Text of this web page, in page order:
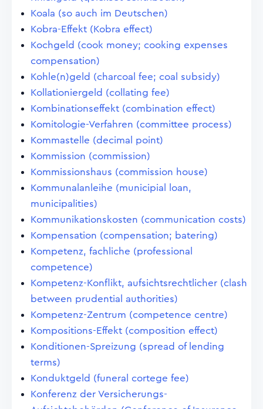
Koala (so auch im Deutschen)
Kobra-Effekt (Kobra effect)
Kochgeld (cook money; cooking expenses
compensation)
Kohle(n)geld (charcoal fee; coal subsidy)
Kollationiergeld (collating fee)
Kombinationseffekt (combination effect)
Komitologie-Verfahren (committee process)
Kommastelle (decimal point)
Kommission (commission)
Kommissionshaus (commission house)
Kommunalanleihe (municipial loan,
municipalities)
Kommunikationskosten (communication costs)
Kompensation (compensation; batering)
Kompetenz, fachliche (professional
competence)
Kompetenz-Konflikt, aufsichtsrechtlicher (clash
between prudential authorities)
Kompetenz-Zentrum (competence centre)
Kompositions-Effekt (composition effect)
Konditionen-Spreizung (spread of lending
terms)
Konduktgeld (funeral cortege fee)
Konferenz der Versicherungs-